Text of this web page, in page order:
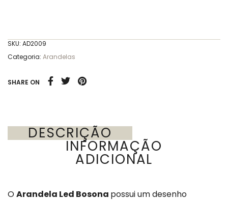
SKU: AD2009
Categoria: Arandelas
SHARE ON
DESCRIÇÃO
INFORMAÇÃO
ADICIONAL
OArandela Led Bosona possui um desenho